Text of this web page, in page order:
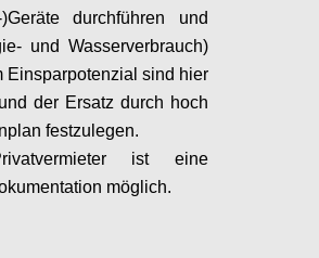
durchführen und
und Wasserverbrauch)
Einsparpotenzial sind hier
der Ersatz durch hoch
festzulegen.
ist eine
möglich.